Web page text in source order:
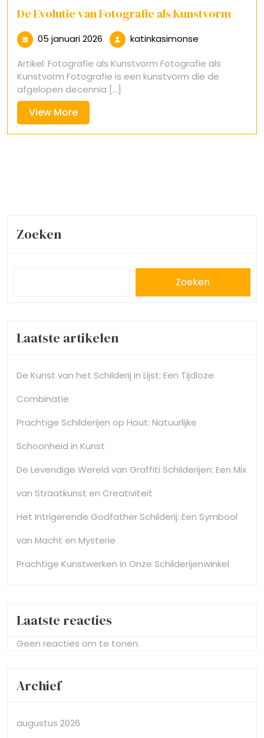
De Evolutie van Fotografie als Kunstvorm
05 januari 2026 05
januari
2026
katinkasimonse
Artikel: Fotografie als Kunstvorm Fotografie als
Kunstvorm Fotografie is een kunstvorm die de
afgelopen decennia [...]
View MoreView
More
Zoeken
Zoeken
Laatste artikelen
De Kunst van het Schilderij in Lijst: Een Tijdloze
Combinatie
Prachtige Schilderijen op Hout: Natuurlijke
Schoonheid in Kunst
De Levendige Wereld van Graffiti Schilderijen: Een Mix
van Straatkunst en Creativiteit
Het Intrigerende Godfather Schilderij: Een Symbool
van Macht en Mysterie
Prachtige Kunstwerken in Onze Schilderijenwinkel
Laatste reacties
Geen reacties om te tonen.
Archief
augustus 2026